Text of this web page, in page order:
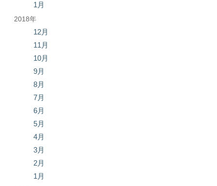
1月
2018年
12月
11月
10月
9月
8月
7月
6月
5月
4月
3月
2月
1月